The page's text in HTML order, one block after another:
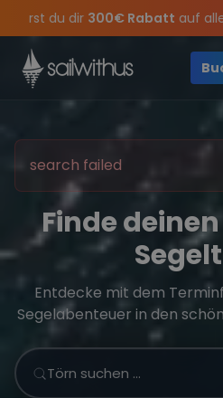
Skip to content
Sichere Dir jetztDein
keineTörn-Updates,
Closing Party 2026!Die
search failed
Finde
Entdecke mit dem
Segelabenteuer in den
Törn suchen …